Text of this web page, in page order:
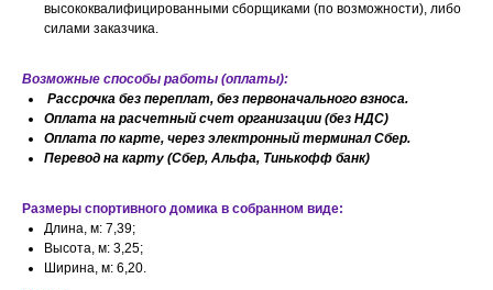
высококвалифицированными сборщиками (по возможности), либо
силами заказчика.
Возможные способы работы (оплаты):
Рассрочка без переплат, без первоначального взноса.
Оплата на расчетный счет организации (без НДС)
Оплата по карте, через электронный терминал Сбер.
Перевод на карту (Сбер, Альфа, Тинькофф банк)
Размеры спортивного домика в собранном виде:
Длина, м: 7,39;
Высота, м: 3,25;
Ширина, м: 6,20.